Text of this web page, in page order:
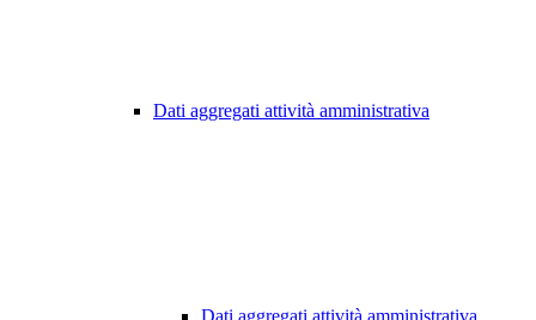
Dati aggregati attività amministrativa